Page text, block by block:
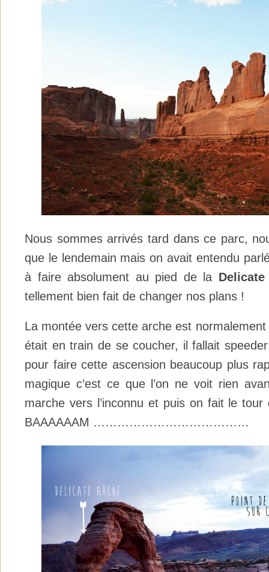
Nous sommes arrivés tard dans ce parc,
que le lendemain mais on avait entendu
à faire absolument au pied de la
tellement bien fait de changer nos plans !
La montée vers cette arche est normalement
était en train de se coucher, il fallait
pour faire cette ascension beaucoup plus
magique c’est ce que l’on ne voit rien
marche vers l’inconnu et puis on fait le tour
BAAAAAAM …………………………………